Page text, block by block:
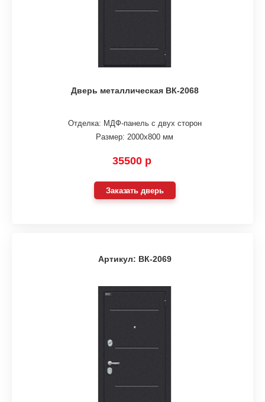
Дверь металлическая ВК-2068
Отделка: МДФ-панель с двух сторон
Размер: 2000х800 мм
35500 р
Заказать дверь
Артикул: ВК-2069